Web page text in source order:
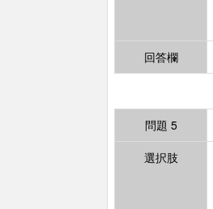
回答欄
問題 5
選択肢